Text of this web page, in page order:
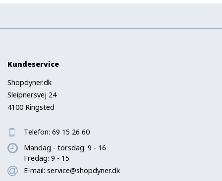
Kundeservice
Shopdyner.dk
Sleipnersvej 24
4100 Ringsted
Telefon: 69 15 26 60
Mandag - torsdag: 9 - 16
Fredag: 9 - 15
E-mail: service@shopdyner.dk